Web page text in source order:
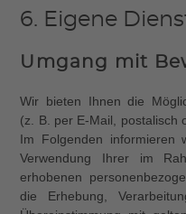
6. Eigene
Umgang mit
Wir bieten Ihnen die
(z. B. per E-Mail, postalisch
Im Folgenden informieren
Verwendung Ihrer im
erhobenen
die Erhebung,